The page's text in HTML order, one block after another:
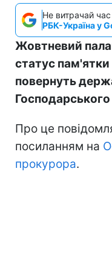
Не витрачай
РБК-Україна у
Жовтневий
статус пам'ятки
повернуть
Про це
посиланням на
прокурора.